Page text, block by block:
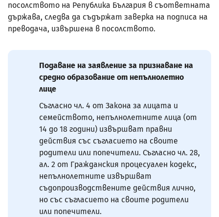
посолството на Република България в съответната
държава, следва да съдържат заверка на подписа на
преводача, извършена в посолството.
Подаване на заявление за признаване на
средно образование от непълнолетно
лице
Съгласно чл. 4 от Закона за лицата и
семейството, непълнолетните лица (от
14 до 18 години) извършват правни
действия със съгласието на своите
родители или попечители. Съгласно чл. 28,
ал. 2 от Гражданския процесуален кодекс,
непълнолетните извършват
съдопроизводствените действия лично,
но със съгласието на своите родители
или попечители.